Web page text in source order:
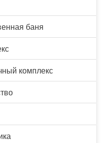
баня
комплекс